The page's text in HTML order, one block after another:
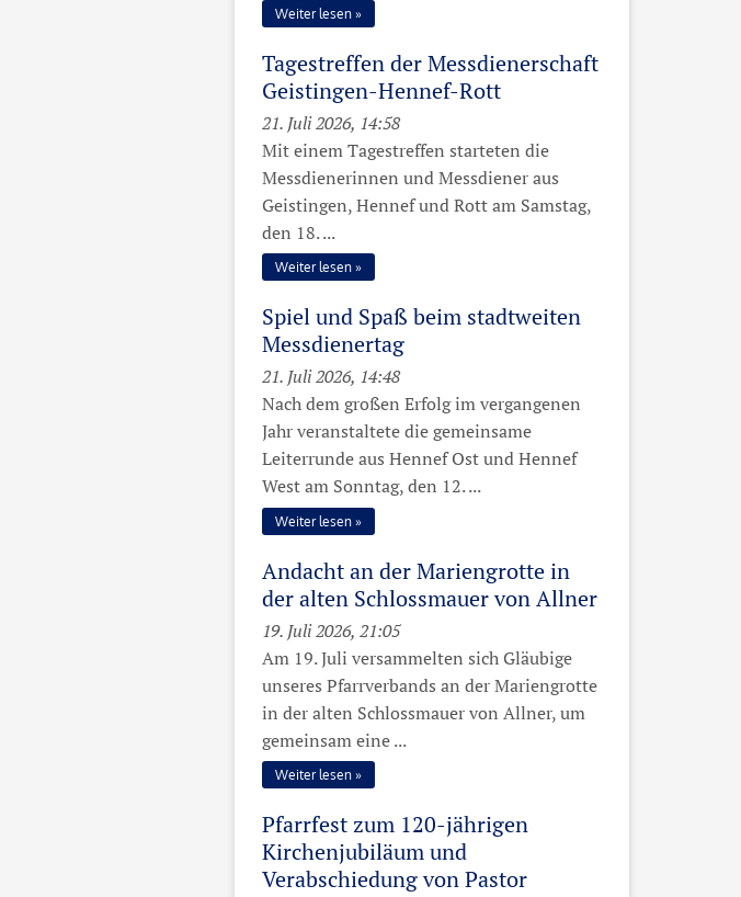
Weiter lesen
Tagestreffen der Messdienerschaft
Geistingen-Hennef-Rott
21. Juli 2026, 14:58
Mit einem Tagestreffen starteten die
Messdienerinnen und Messdiener aus
Geistingen, Hennef und Rott am Samstag,
den 18. ...
Weiter lesen
Spiel und Spaß beim stadtweiten
Messdienertag
21. Juli 2026, 14:48
Nach dem großen Erfolg im vergangenen
Jahr veranstaltete die gemeinsame
Leiterrunde aus Hennef Ost und Hennef
West am Sonntag, den 12. ...
Weiter lesen
Andacht an der Mariengrotte in
der alten Schlossmauer von Allner
19. Juli 2026, 21:05
Am 19. Juli versammelten sich Gläubige
unseres Pfarrverbands an der Mariengrotte
in der alten Schlossmauer von Allner, um
gemeinsam eine ...
Weiter lesen
Pfarrfest zum 120-jährigen
Kirchenjubiläum und
Verabschiedung von Pastor